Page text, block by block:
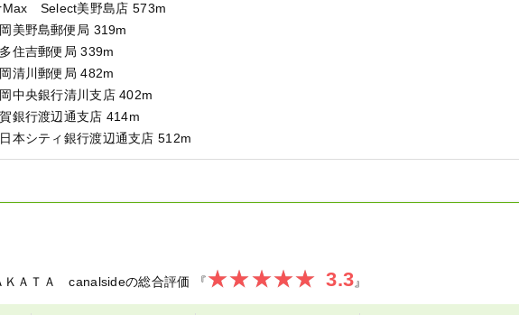
Select美野島店 573m
美野島郵便局 319m
住吉郵便局 339m
清川郵便局 482m
中央銀行清川支店 402m
銀行渡辺通支店 414m
本シティ銀行渡辺通支店 512m
ＫＡＴＡ canalsideの総合評価 『 3.3』